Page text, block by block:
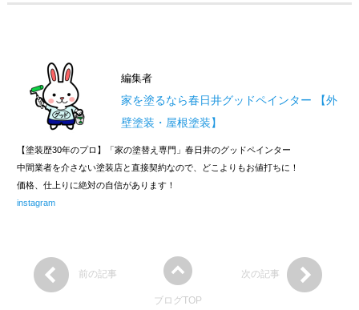
編集者
家を塗るなら春日井グッドペインター 【外
壁塗装・屋根塗装】
【塗装歴30年のプロ】「家の塗替え専門」春日井のグッドペインター
中間業者を介さない塗装店と直接契約なので、どこよりもお値打ちに！
価格、仕上りに絶対の自信があります！
instagram
前の記事
ブログTOP
次の記事